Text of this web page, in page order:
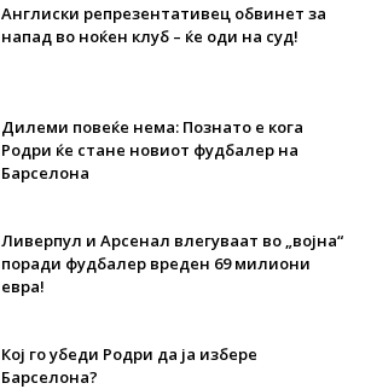
Англиски репрезентативец обвинет за
напад во ноќен клуб – ќе оди на суд!
Дилеми повеќе нема: Познато е кога
Родри ќе стане новиот фудбалер на
Барселона
Ливерпул и Арсенал влегуваат во „војна“
поради фудбалер вреден 69 милиони
евра!
Кој го убеди Родри да ја избере
Барселона?